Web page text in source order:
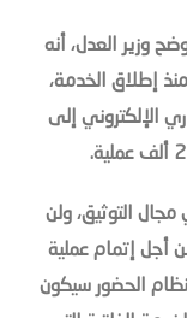
وزير العدل، أنه
منذ إطلاق الخدمة،
الإلكتروني إلى
في مجال التوثيق، ولن
أجل إتمام عملية
الحضور سيكون